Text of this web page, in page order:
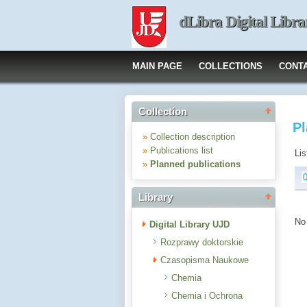
dLibra Digital
MAIN PAGE COLLECTIONS
Collection
» Collection description
» Publications list
» Planned publications
Library
Digital Library UJD
Rozprawy doktorskie
Czasopisma Naukowe
Chemia
Chemia i Ochrona